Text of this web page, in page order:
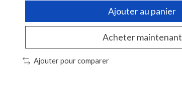
Ajouter au panier
Acheter maintenant
Ajouter pour comparer